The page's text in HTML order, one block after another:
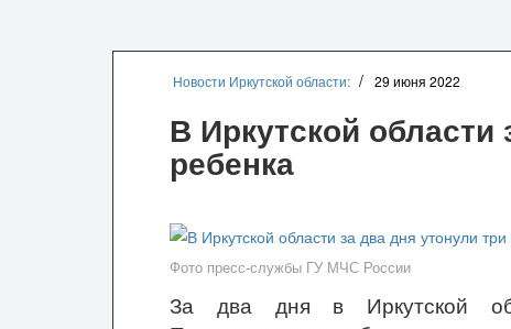
Новости Иркутской области: 29 июня 2022
В Иркутской области
ребенка
Фото пресс-службы ГУ МЧС России
За два дня в Иркутской